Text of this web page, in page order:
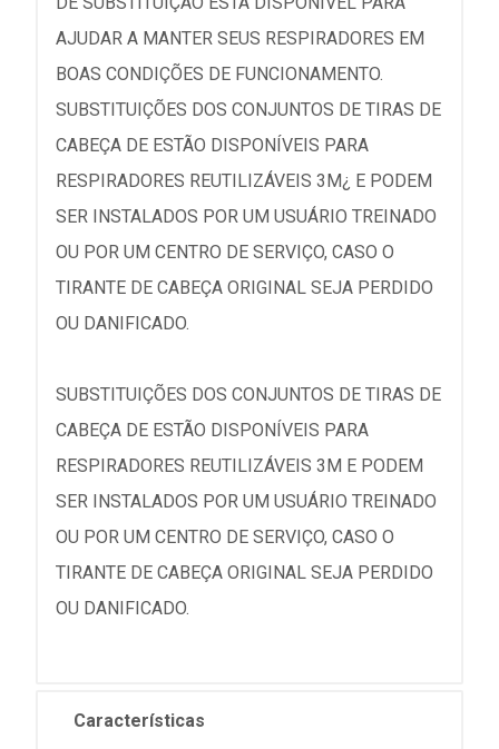
AJUDAR A MANTER SEUS RESPIRADORES EM
BOAS CONDIÇÕES DE FUNCIONAMENTO.
SUBSTITUIÇÕES DOS CONJUNTOS DE TIRAS DE
CABEÇA DE ESTÃO DISPONÍVEIS PARA
RESPIRADORES REUTILIZÁVEIS 3M¿ E PODEM
SER INSTALADOS POR UM USUÁRIO TREINADO
OU POR UM CENTRO DE SERVIÇO, CASO O
TIRANTE DE CABEÇA ORIGINAL SEJA PERDIDO
OU DANIFICADO.
SUBSTITUIÇÕES DOS CONJUNTOS DE TIRAS DE
CABEÇA DE ESTÃO DISPONÍVEIS PARA
RESPIRADORES REUTILIZÁVEIS 3M E PODEM
SER INSTALADOS POR UM USUÁRIO TREINADO
OU POR UM CENTRO DE SERVIÇO, CASO O
TIRANTE DE CABEÇA ORIGINAL SEJA PERDIDO
OU DANIFICADO.
Características